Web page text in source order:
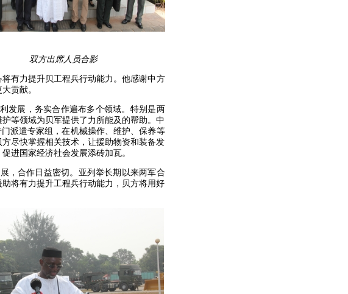
双方出席人员合影
有力提升贝工程兵行动能力。他感谢中方
贡献。
发展，务实合作遍布多个领域。特别是两
等领域为贝军提供了力所能及的帮助。中
派遣专家组，在机械操作、维护、保养等
尽快掌握相关技术，让援助物资和装备发
进国家经济社会发展添砖加瓦。
，合作日益密切。亚列举长期以来两军合
将有力提升工程兵行动能力，贝方将用好